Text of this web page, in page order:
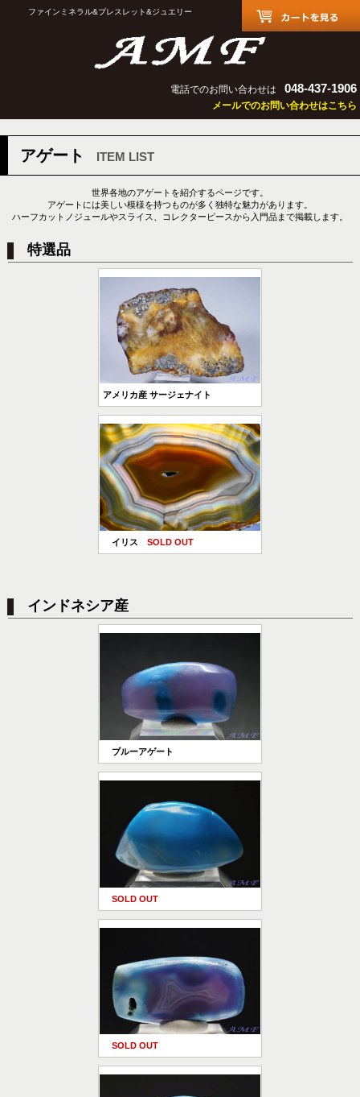
ファインミネラル&ブレスレット&ジュエリー
電話でのお問い合わせは 048-437-1906
メールでのお問い合わせはこちら
アゲート ITEM LIST
世界各地のアゲートを紹介するページです。
アゲートには美しい模様を持つものが多く独特な魅力があります。
ハーフカットノジュールやスライス、コレクターピースから入門品まで掲載します。
特選品
アメリカ産 サージェナイト
イリス SOLD OUT
インドネシア産
ブルーアゲート
SOLD OUT
SOLD OUT